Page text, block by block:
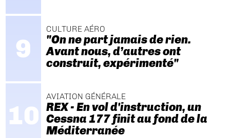
CULTURE AÉRO
"On ne part jamais de rien.
Avant nous, d’autres ont
construit, expérimenté"
AVIATION GÉNÉRALE
REX - En vol d'instruction, un
Cessna 177 finit au fond de la
Méditerranée